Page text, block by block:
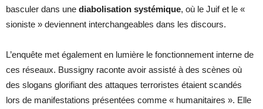
basculer dans une diabolisation systémique, où le Juif et le «
sioniste » deviennent interchangeables dans les discours.
L’enquête met également en lumière le fonctionnement interne de
ces réseaux. Bussigny raconte avoir assisté à des scènes où
des slogans glorifiant des attaques terroristes étaient scandés
lors de manifestations présentées comme « humanitaires ». Elle